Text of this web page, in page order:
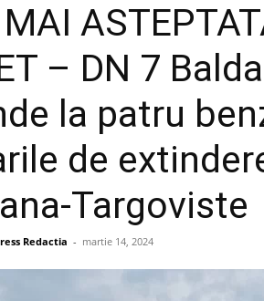
– DN 7
la patru
de
Targoviste
Redactia - martie 14, 2024